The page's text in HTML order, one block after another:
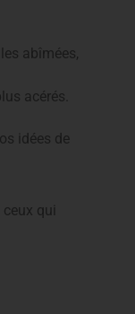
abîmées,
acérés.
idées de
qui